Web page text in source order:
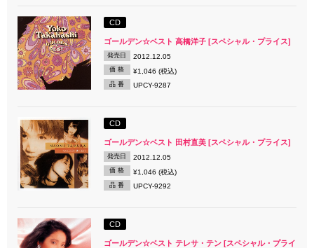
CD
ゴールデン☆ベスト 高橋洋子 [スペシャル・プライス]
発売日 2012.12.05
価 格 ¥1,046 (税込)
品 番 UPCY-9287
CD
ゴールデン☆ベスト 田村直美 [スペシャル・プライス]
発売日 2012.12.05
価 格 ¥1,046 (税込)
品 番 UPCY-9292
CD
ゴールデン☆ベスト テレサ・テン [スペシャル・プライ